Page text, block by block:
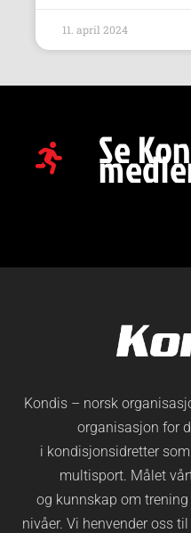
11. april 2024
Se
Kondis – norsk
organisasjon for
i kondisjonsidretter
multisport. Målet
og kunnskap om
nivåer. Vi henvender oss